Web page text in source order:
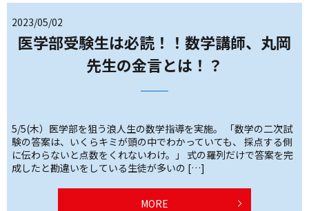
2023/05/02
医学部受験生は必読！！数学講師、丸岡
先生の金言とは！？
5/5(木）医学部を狙う浪人生の数学指導を実施。 「数学の二次試
験の答案は、いくらキミが頭の中でわかっていても、 採点する側
に伝わらないと点数をくれないわけ。」 式の羅列だけで答案を完
成したと勘違いをしている生徒が多いの […]
MORE